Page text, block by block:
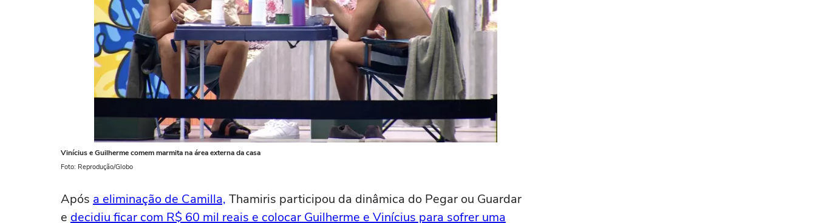
Vinícius e Guilherme comem marmita na área externa da casa
Foto: Reprodução/Globo
Após a eliminação de Camilla, Thamiris participou da dinâmica do Pegar ou Guardar
e decidiu ficar com R$ 60 mil reais e colocar Guilherme e Vinícius para sofrer uma